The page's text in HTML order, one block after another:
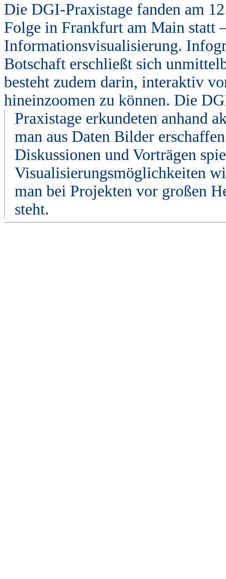
Die DGI-Praxistage fanden am
Folge in Frankfurt am Main statt
Informationsvisualisierung.
Botschaft erschließt sich
besteht zudem darin, interaktiv
hineinzoomen zu können. Die
Praxistage erkundeten anhand
man aus Daten Bilder
Diskussionen und Vorträgen
Visualisierungsmöglichkeiten
man bei Projekten vor großen
steht.